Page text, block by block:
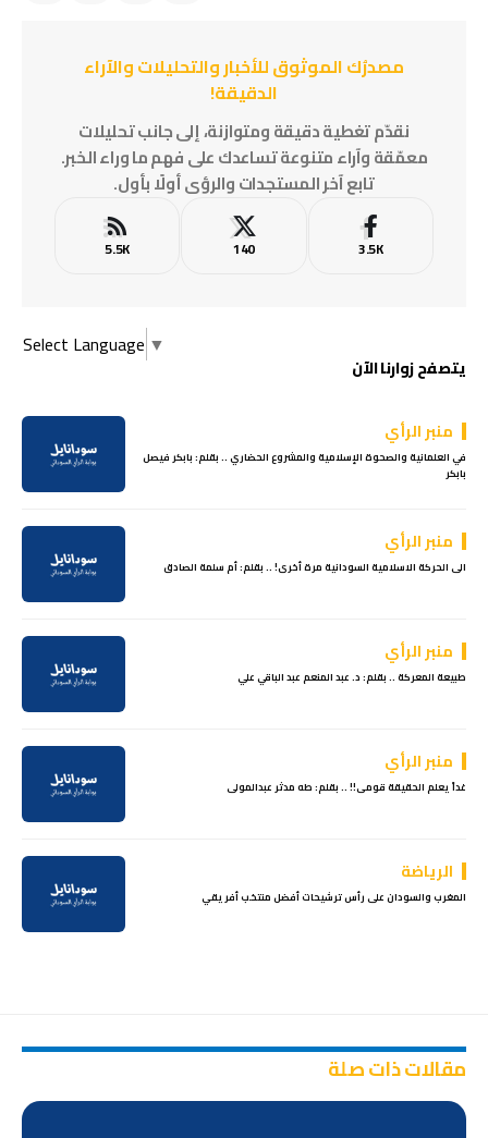
مصدرُك الموثوق للأخبار والتحليلات والآراء
الدقيقة!
نقدّم تغطية دقيقة ومتوازنة، إلى جانب تحليلات
معمّقة وآراء متنوعة تساعدك على فهم ما وراء الخبر.
تابع آخر المستجدات والرؤى أولًا بأول.
3.5K
140
5.5K
Select Language ▼
يتصفح زوارنا الآن
منبر الرأي
في العلمانية والصحوة الإسلامية والمشروع الحضاري .. بقلم: بابكر فيصل
بابكر
منبر الرأي
الى الحركة الاسلامية السودانية مرة أخرى! .. بقلم: أم سلمة الصادق
منبر الرأي
طبيعة المعركة .. بقلم: د. عبد المنعم عبد الباقي علي
منبر الرأي
غداً يعلم الحقيقة قومى!! .. بقلم: طه مدثر عبدالمولى
الرياضة
المغرب والسودان على رأس ترشيحات أفضل منتخب أفريقي
مقالات ذات صلة